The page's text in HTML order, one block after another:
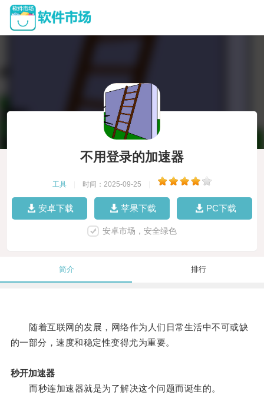
不用登录的加速器
工具 时间：2025-09-25
安卓下载 苹果下载 PC下载
安卓市场，安全绿色
简介 排行
随着互联网的发展，网络作为人们日常生活中不可或缺
的一部分，速度和稳定性变得尤为重要。
秒开加速器
而秒连加速器就是为了解决这个问题而诞生的。